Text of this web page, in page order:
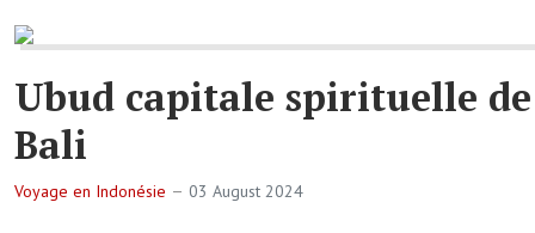
Ubud capitale spirituelle de
Bali
Voyage en Indonésie 03 August 2024